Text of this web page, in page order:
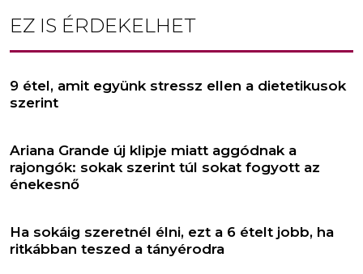
EZ IS ÉRDEKELHET
9 étel, amit együnk stressz ellen a dietetikusok
szerint
Ariana Grande új klipje miatt aggódnak a
rajongók: sokak szerint túl sokat fogyott az
énekesnő
Ha sokáig szeretnél élni, ezt a 6 ételt jobb, ha
ritkábban teszed a tányérodra